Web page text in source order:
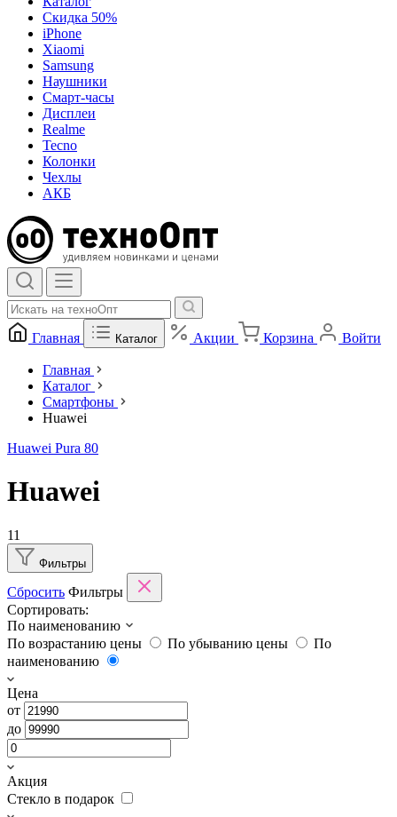
Скидка 50%
iPhone
Xiaomi
Samsung
Наушники
Смарт-часы
Дисплеи
Realme
Tecno
Колонки
Чехлы
АКБ
Главная Каталог Акции Корзина Войти
Главная
Каталог
Смартфоны
Huawei
Huawei Pura 80
Huawei
11
Фильтры
Сбросить Фильтры
Сортировать:
По наименованию
По возрастанию цены
По убыванию цены
По
наименованию
Цена
от
до
Акция
Стекло в подарок